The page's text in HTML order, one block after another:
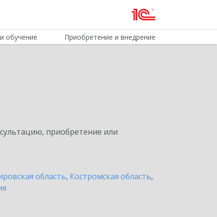
обучение Приобретение и внедрение
приобретение или
область, Костромская область,